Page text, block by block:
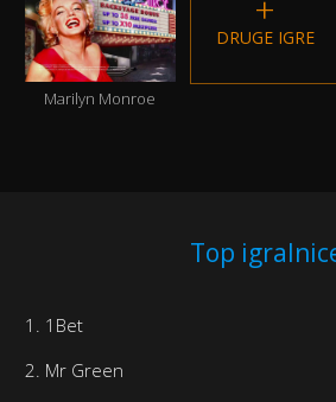
Marilyn Monroe
DRUGE IGRE
Top
1. 1Bet
2. Mr Green